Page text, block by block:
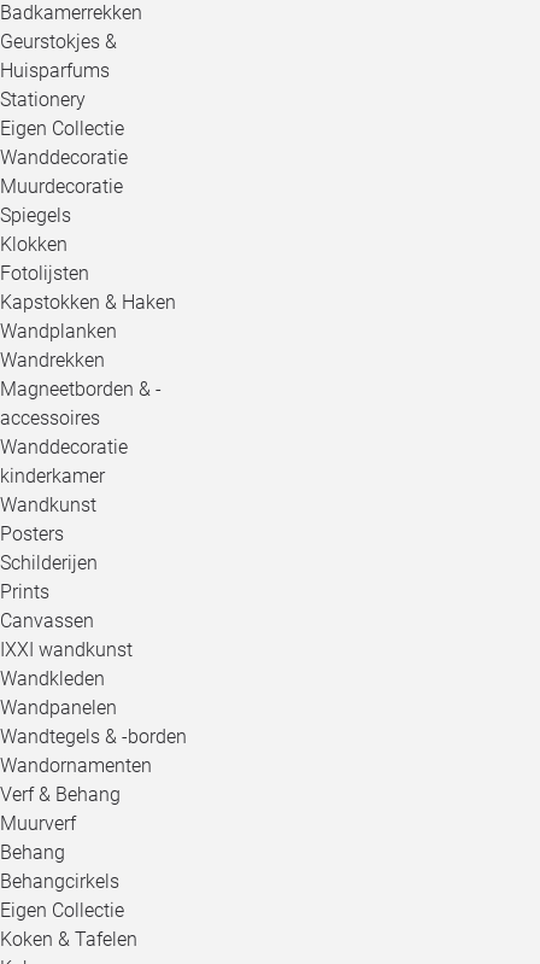
Badkamerrekken
Geurstokjes &
Huisparfums
Stationery
Eigen Collectie
Wanddecoratie
Muurdecoratie
Spiegels
Klokken
Fotolijsten
Kapstokken & Haken
Wandplanken
Wandrekken
Magneetborden & -
accessoires
Wanddecoratie
kinderkamer
Wandkunst
Posters
Schilderijen
Prints
Canvassen
IXXI wandkunst
Wandkleden
Wandpanelen
Wandtegels & -borden
Wandornamenten
Verf & Behang
Muurverf
Behang
Behangcirkels
Eigen Collectie
Koken & Tafelen